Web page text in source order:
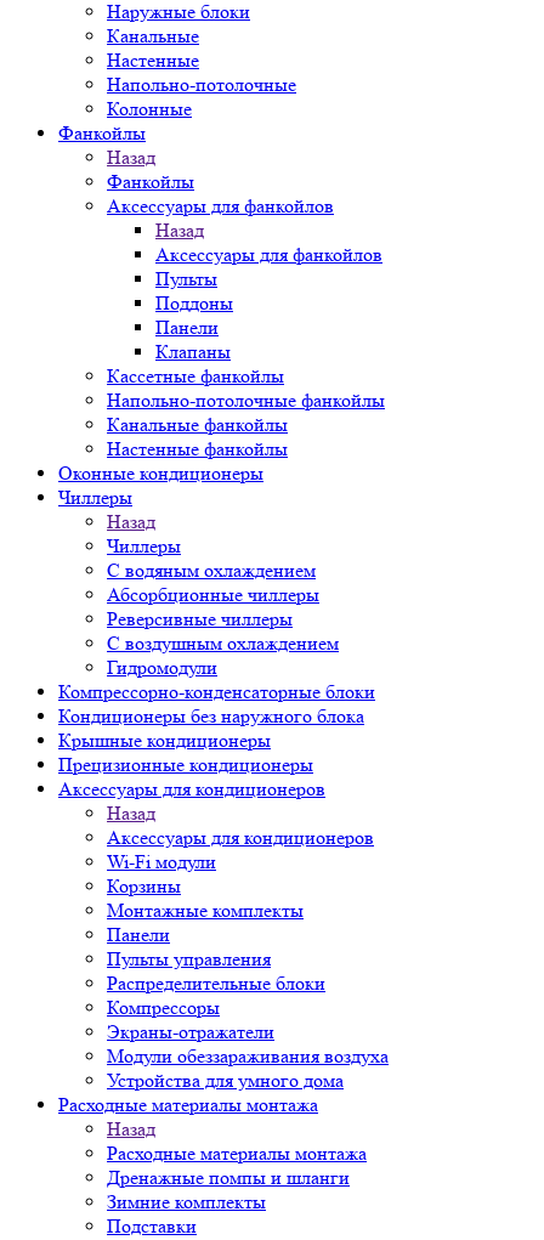
Наружные блоки
Канальные
Настенные
Напольно-потолочные
Колонные
Фанкойлы
Назад
Фанкойлы
Аксессуары для фанкойлов
Назад
Аксессуары для фанкойлов
Пульты
Поддоны
Панели
Клапаны
Кассетные фанкойлы
Напольно-потолочные фанкойлы
Канальные фанкойлы
Настенные фанкойлы
Оконные кондиционеры
Чиллеры
Назад
Чиллеры
С водяным охлаждением
Абсорбционные чиллеры
Реверсивные чиллеры
С воздушным охлаждением
Гидромодули
Компрессорно-конденсаторные блоки
Кондиционеры без наружного блока
Крышные кондиционеры
Прецизионные кондиционеры
Аксессуары для кондиционеров
Назад
Аксессуары для кондиционеров
Wi-Fi модули
Корзины
Монтажные комплекты
Панели
Пульты управления
Распределительные блоки
Компрессоры
Экраны-отражатели
Модули обеззараживания воздуха
Устройства для умного дома
Расходные материалы монтажа
Назад
Расходные материалы монтажа
Дренажные помпы и шланги
Зимние комплекты
Подставки